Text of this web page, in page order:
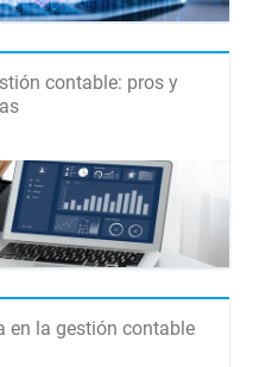
contable: pros y
en la gestión contable